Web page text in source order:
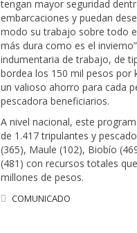
tengan mayor seguridad
embarcaciones y puedan
modo su trabajo sobre todo
más dura como es el
indumentaria de trabajo, de
bordea los 150 mil pesos por
un valioso ahorro para cada
pescadora beneficiarios.
A nivel nacional, este
de 1.417 tripulantes y
(365), Maule (102), Biobío
(481) con recursos totales
millones de pesos.
COMUNICADO